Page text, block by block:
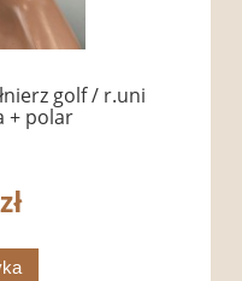
golf / r.uni
+ polar